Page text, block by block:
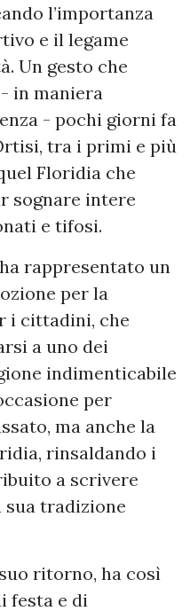
l’importanza
e il legame
Un gesto che
in maniera
- pochi giorni fa
tra i primi e più
Floridia che
sognare intere
e tifosi.
rappresentato un
per la
i cittadini, che
a uno dei
indimenticabile
per
ma anche la
rinsaldando i
a scrivere
tradizione
ritorno, ha così
festa e di